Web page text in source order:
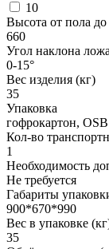
10
Высота от пола
660
Угол наклона ложа
0-15°
Вес изделия (кг)
35
Упаковка
гофрокартон,
Кол-во
1
Необходимость
Не требуется
Габариты
900*670*990
Вес в упаковке
35